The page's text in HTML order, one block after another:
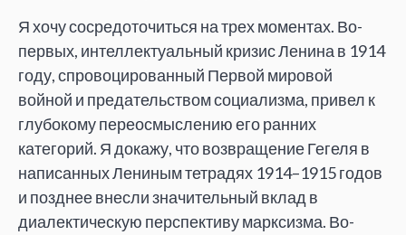
Я хочу сосредоточиться на трех моментах. Во-
первых, интеллектуальный кризис Ленина в 1914
году, спровоцированный Первой мировой
войной и предательством социализма, привел к
глубокому переосмыслению его ранних
категорий. Я докажу, что возвращение Гегеля в
написанных Лениным тетрадях 1914–1915 годов
и позднее внесли значительный вклад в
диалектическую перспективу марксизма. Во-